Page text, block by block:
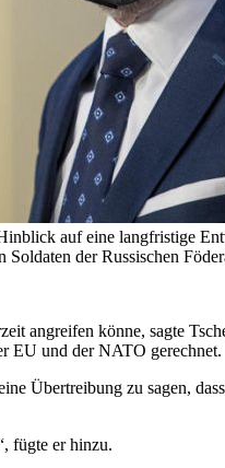
auf eine langfristige
der Russischen
angreifen könne, sagte
EU und der NATO gerechnet.
Übertreibung zu sagen,
fügte er hinzu.